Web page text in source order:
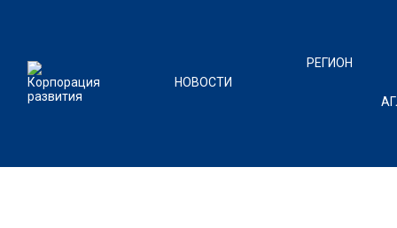
НОВОСТИ
РЕГИОН